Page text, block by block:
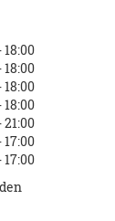
18:00
18:00
18:00
18:00
21:00
17:00
17:00